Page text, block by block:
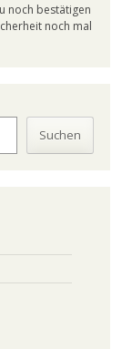
noch bestätigen
noch mal
Suchen